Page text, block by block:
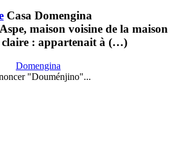
Casa Domengina
maison voisine de la maison
: appartenait à (…)
Domengina
"Douménjino"...